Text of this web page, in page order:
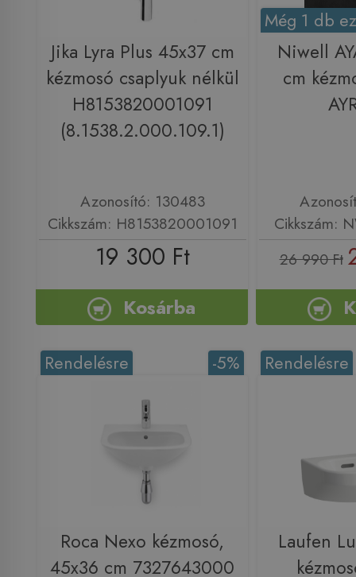
Jika Lyra Plus 45x37 cm
kézmosó csaplyuk nélkül
H8153820001091
(8.1538.2.000.109.1)
Azonosító: 130483
Cikkszám: H8153820001091
19 300 Ft
Kosárba
Még 1 db
Niwell
cm
Cikkszám:
26 990 Ft
-5%
Rendelésre
Roca Nexo kézmosó,
45x36 cm 7327643000
Rendelésre
Laufen